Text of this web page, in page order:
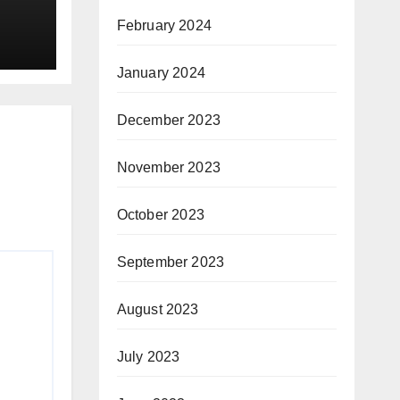
February 2024
January 2024
December 2023
November 2023
October 2023
September 2023
August 2023
July 2023